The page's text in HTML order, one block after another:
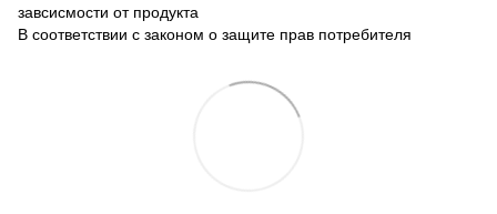
завсисмости от продукта
В соответствии с законом о защите прав потребителя